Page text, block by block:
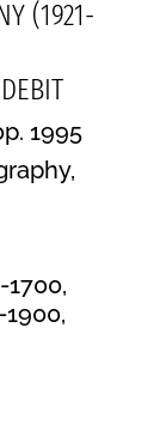
(1921-
1995
1900,